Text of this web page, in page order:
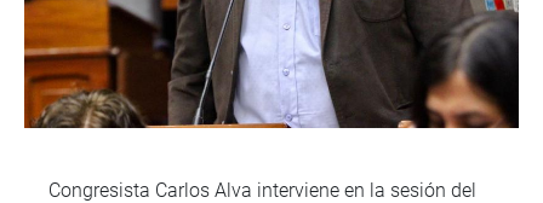
Congresista Carlos Alva interviene en la sesión del